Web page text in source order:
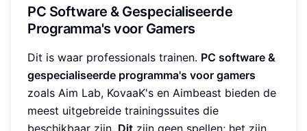
PC Software & Gespecialiseerde
Programma's voor Gamers
Dit is waar professionals trainen. PC software &
gespecialiseerde programma's voor gamers
zoals Aim Lab, KovaaK's en Aimbeast bieden de
meest uitgebreide trainingssuites die
beschikbaar zijn. Dit zijn geen spellen; het zijn